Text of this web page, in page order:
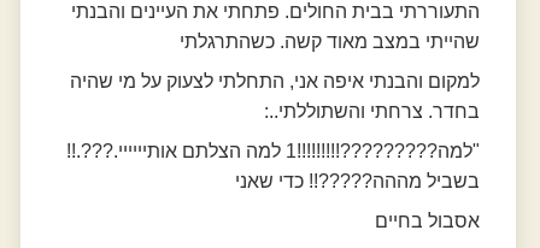
התעוררתי בבית החולים. פתחתי את העיינים והבנתי
שהייתי במצב מאוד קשה. כשהתרגלתי
למקום והבנתי איפה אני, התחלתי לצעוק על מי שהיה
בחדר. צרחתי והשתוללתי..:
"למה?????????!!!!!!!!!1 למה הצלתם אותיייייי.???.!!
בשביל מההה?????!! כדי שאני
אסבול בחיים